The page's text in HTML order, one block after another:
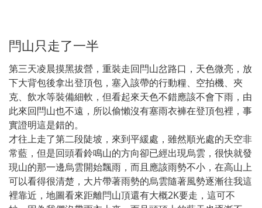
閂山只走了一半
第三天凌晨摸黑拔營，重裝走回閂山岔路口，天色微亮，放
下大背包後拿出登頂包，塞入該帶的行動糧、空拍機、夾
克、飲水等裝備細軟，但看起來天色不錯應該不會下雨，由
此來回閂山也不遠，所以偷懶沒有塞雨衣褲在登頂包裡，事
實證明這是錯的。
才往上走了第二段陡坡，來到平緩處，雖然順光處的天空非
常藍，但是回頭看鈴鳴山的方向卻已經出現烏雲，很快就發
現山的那一邊烏雲開始飄雨，而且應該雨勢不小，在高山上
可以看得很清楚，大片帶著雨勢的烏雲隨著風勢逐漸往我這
裡靠近，地圖看來距離閂山頂還有大概2K要走，這可不